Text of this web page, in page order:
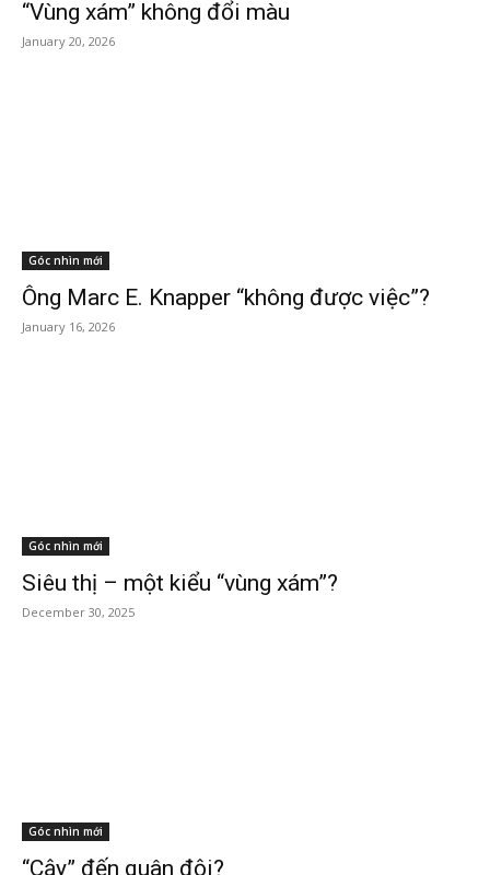
“Vùng xám” không đổi màu
January 20, 2026
Góc nhìn mới
Ông Marc E. Knapper “không được việc”?
January 16, 2026
Góc nhìn mới
Siêu thị – một kiểu “vùng xám”?
December 30, 2025
Góc nhìn mới
“Cậy” đến quân đội?